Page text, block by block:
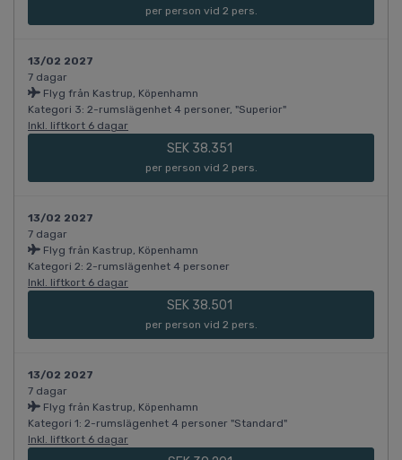
per person vid 2 pers.
13/02 2027
7 dagar
Flyg från Kastrup, Köpenhamn
Kategori 3: 2-rumslägenhet 4 personer, "Superior"
Inkl. liftkort 6 dagar
SEK 38.351
per person vid 2 pers.
13/02 2027
7 dagar
Flyg från Kastrup, Köpenhamn
Kategori 2: 2-rumslägenhet 4 personer
Inkl. liftkort 6 dagar
SEK 38.501
per person vid 2 pers.
13/02 2027
7 dagar
Flyg från Kastrup, Köpenhamn
Kategori 1: 2-rumslägenhet 4 personer "Standard"
Inkl. liftkort 6 dagar